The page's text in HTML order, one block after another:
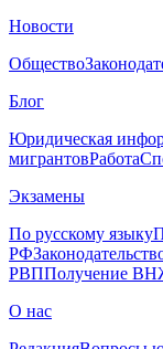
Новости
Общество
Блог
Юридическая
мигрантовРабота
Экзамены
По русскому языку
РФ
РВППолучение
О нас